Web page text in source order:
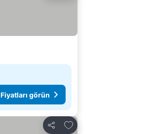
Fiyatları görün
Paylaş
Favorilerime ekle